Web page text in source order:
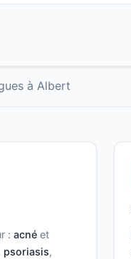
à Albert
:acné et
psoriasis,